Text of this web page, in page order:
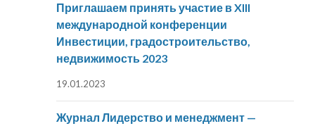
Приглашаем принять участие в XIII
международной конференции
Инвестиции, градостроительство,
недвижимость 2023
19.01.2023
Журнал Лидерство и менеджмент —